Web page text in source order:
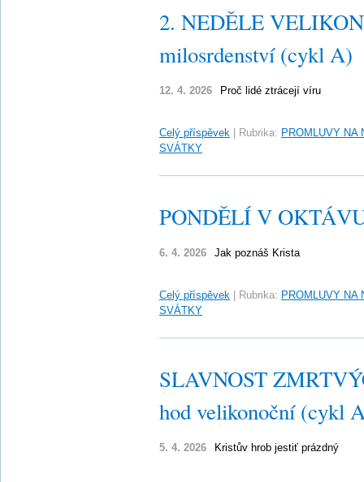
2. NEDĚLE
milosrdenství (cykl A)
12. 4. 2026 Proč lidé ztrácejí víru
Celý příspěvek Rubrika: PROMLUVY NA
SVÁTKY
PONDĚLÍ V
6. 4. 2026 Jak poznáš Krista
Celý příspěvek Rubrika: PROMLUVY NA
SVÁTKY
SLAVNOST
hod velikonoční (cykl
5. 4. 2026 Kristův hrob jestiť prázdný